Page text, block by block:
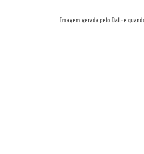
Imagem gerada pelo Dall-e